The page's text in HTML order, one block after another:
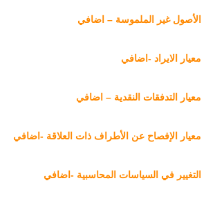
الأصول غير الملموسة – اضافي
معيار الايراد -اضافي
معيار التدفقات النقدية – اضافي
معيار الإفصاح عن الأطراف ذات العلاقة -اضافي
التغيير في السياسات المحاسبية -اضافي